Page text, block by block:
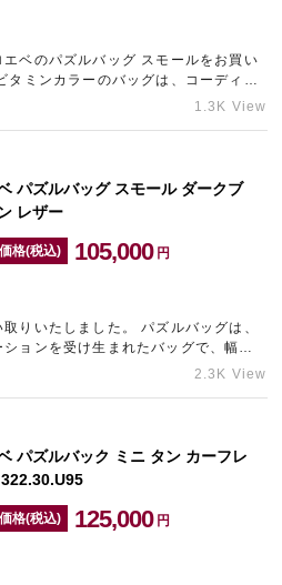
ベのパズルバッグ スモールをお買い
ートのアクセントになるため、大変人気があります。 ほぼ未使…1.3K View
パズルバッグ スモール ダークブ
レザー
格(税込) 105,000 円
ました。 パズルバッグは、
ョンを受け生まれたバッグで、幅広
い層から人気のあるシリーズです。 少し使用感が見受けられる…2.3K View
パズルバック ミニ タン カーフレ
格(税込) 125,000 円